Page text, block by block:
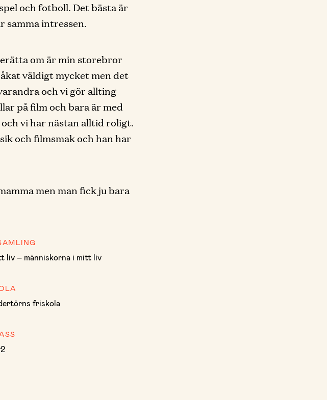
och fotboll. Det bästa är
samma intressen.
om är min storebror
väldigt mycket men det
och vi gör allting
på film och bara är med
vi har nästan alltid roligt.
och filmsmak och han har
men man fick ju bara
liv – människorna i mitt liv
friskola